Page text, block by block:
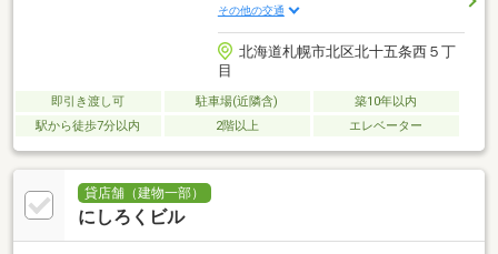
その他の交通
北海道札幌市北区北十五条西５丁
目
即引き渡し可 駐車場(近隣含)
築10年以内
駅から徒歩7分以内
2階以上 エレベーター
貸店舗（建物一部）
にしろくビル